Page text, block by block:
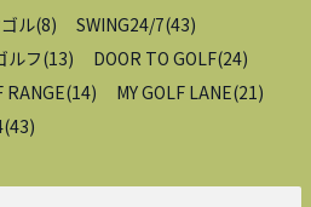
ル(8) SWING24/7(43)
ルフ(13) DOOR TO GOLF(24)
RANGE(14) MY GOLF LANE(21 )
(43)